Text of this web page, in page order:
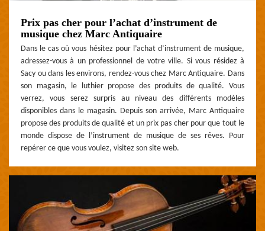
Prix pas cher pour l’achat d’instrument de
musique chez Marc Antiquaire
Dans le cas où vous hésitez pour l’achat d’instrument de musique,
adressez-vous à un professionnel de votre ville. Si vous résidez à
Sacy ou dans les environs, rendez-vous chez Marc Antiquaire. Dans
son magasin, le luthier propose des produits de qualité. Vous
verrez, vous serez surpris au niveau des différents modèles
disponibles dans le magasin. Depuis son arrivée, Marc Antiquaire
propose des produits de qualité et un prix pas cher pour que tout le
monde dispose de l’instrument de musique de ses rêves. Pour
repérer ce que vous voulez, visitez son site web.